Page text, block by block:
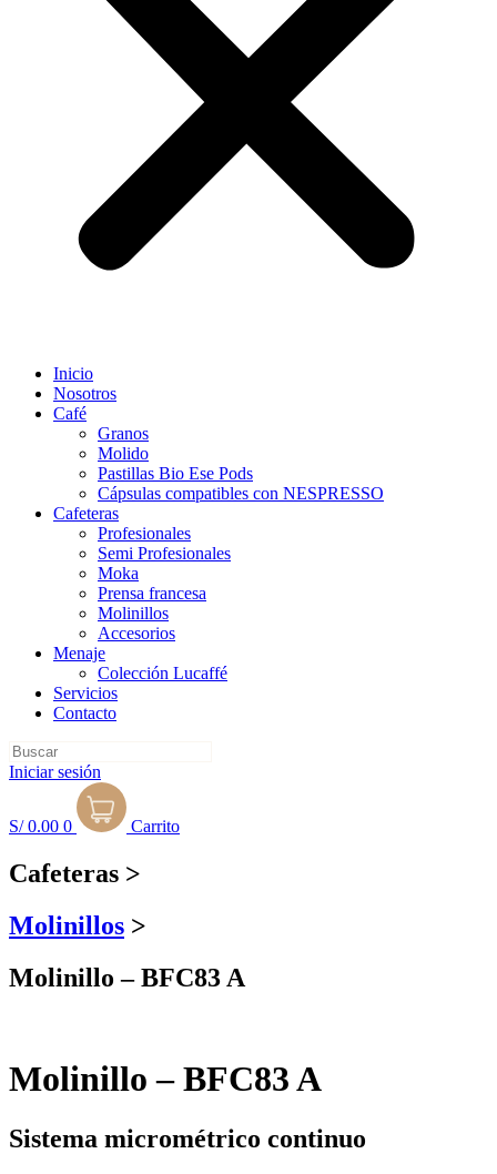
Inicio
Nosotros
Café
Granos
Molido
Pastillas Bio Ese Pods
Cápsulas compatibles con NESPRESSO
Cafeteras
Profesionales
Semi Profesionales
Moka
Prensa francesa
Molinillos
Accesorios
Menaje
Colección Lucaffé
Servicios
Contacto
Iniciar sesión
S/0.00 0 Carrito
Cafeteras >
Molinillos >
Molinillo – BFC83 A
Molinillo – BFC83 A
Sistema micrométrico continuo